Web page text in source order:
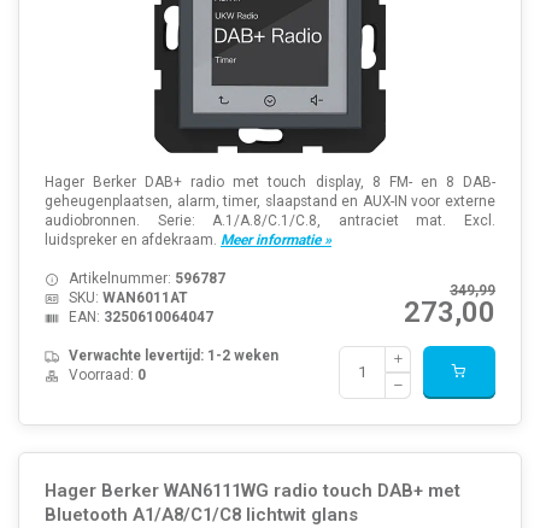
Hager Berker DAB+ radio met touch display, 8 FM- en 8 DAB-
geheugenplaatsen, alarm, timer, slaapstand en AUX-IN voor externe
audiobronnen. Serie: A.1/A.8/C.1/C.8, antraciet mat. Excl.
luidspreker en afdekraam. Meer informatie »
349,99
273,00
Artikelnummer: 596787
SKU: WAN6011AT
EAN: 3250610064047
Verwachte levertijd: 1-2 weken
Voorraad: 0
Hager Berker WAN6111WG radio touch DAB+ met
Bluetooth A1/A8/C1/C8 lichtwit glans